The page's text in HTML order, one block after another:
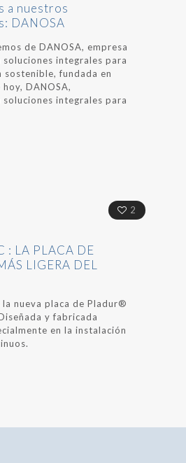
a nuestros
DANOSA
de DANOSA, empresa
soluciones integrales para
sostenible, fundada en
DANOSA,
soluciones integrales para
2
: LA PLACA DE
LIGERA DEL
nueva placa de Pladur®
y fabricada
en la instalación